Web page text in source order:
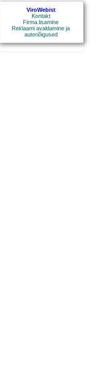
ViroWebist
Kontakt
Firma lisamine
Reklaami avaldamine ja
autoriõigused